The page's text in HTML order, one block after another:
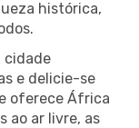
histórica,
cidade
e delicie-se
oferece África
ao ar livre, as